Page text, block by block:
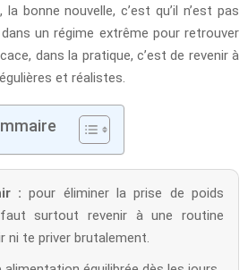
bonne nouvelle, c’est qu’il n’est pas
un régime extrême pour retrouver
dans la pratique, c’est de revenir à
et réalistes.
: pour éliminer la prise de poids
surtout revenir à une routine
ni te priver brutalement.